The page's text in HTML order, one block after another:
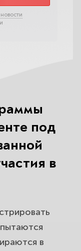
под
в
в